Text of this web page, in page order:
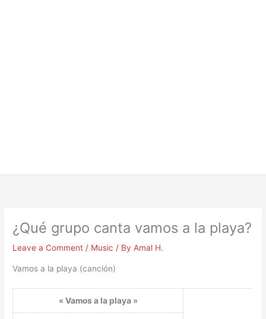
¿Qué grupo canta vamos a la playa?
Leave a Comment / Music / ByAmal H.
Vamos a la playa (canción)
« Vamos a la playa »